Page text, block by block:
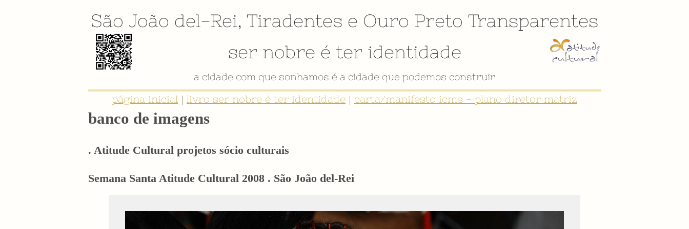
São João del-Rei, Tiradentes e Ouro Preto Transparentes
ser nobre é ter identidade
VÍDEO INSTITUCIONAL
página inicial | livro ser nobre é ter identidade | carta/manifesto icms - plano diretor matriz
banco de imagens
. Atitude Cultural projetos sócio culturais
Semana Santa Atitude Cultural 2008 . São João del-Rei